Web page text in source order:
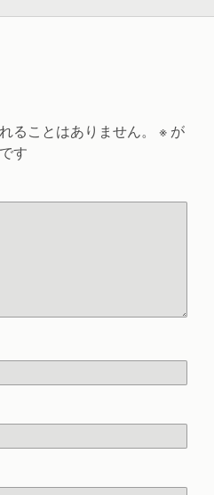
ることはありません。 ※ が
す